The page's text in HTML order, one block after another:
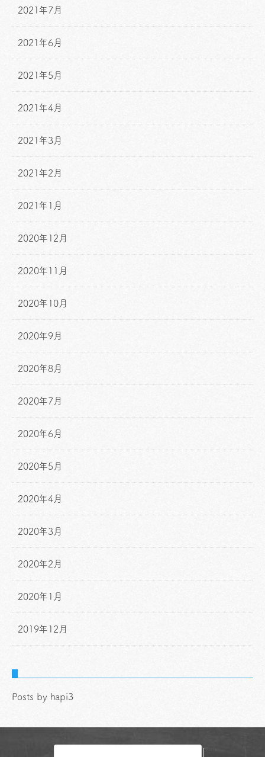
2021年7月
2021年6月
2021年5月
2021年4月
2021年3月
2021年2月
2021年1月
2020年12月
2020年11月
2020年10月
2020年9月
2020年8月
2020年7月
2020年6月
2020年5月
2020年4月
2020年3月
2020年2月
2020年1月
2019年12月
Posts by hapi3